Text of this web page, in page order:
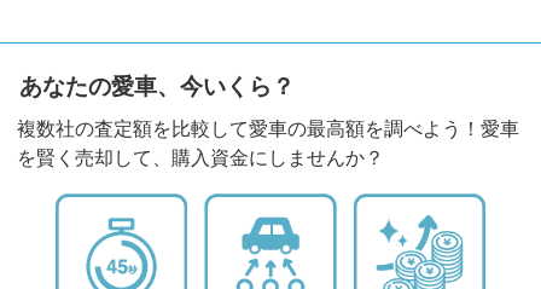
あなたの愛車、今いくら？
複数社の査定額を比較して愛車の最高額を調べよう！愛車
を賢く売却して、購入資金にしませんか？